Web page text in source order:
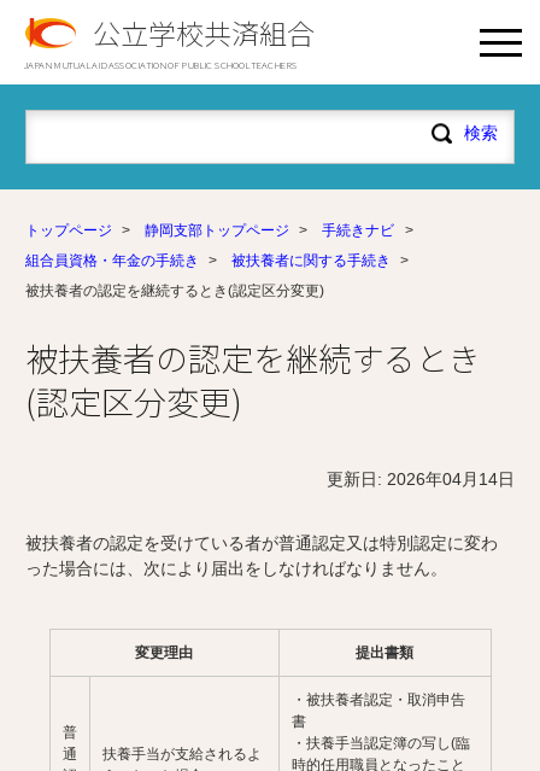
公立学校共済組合
JAPAN MUTUAL AID ASSOCIATION OF PUBLIC SCHOOL TEACHERS
トップページ > 静岡支部トップページ > 手続きナビ
>
組合員資格・年金の手続き
> 被扶養者に関する手続き
>
被扶養者の認定を継続するとき(認定区分変更)
被扶養者の認定を継続するとき
(認定区分変更)
更新日: 2026年04月14日
被扶養者の認定を受けている者が普通認定又は特別認定に変わ
った場合には、次により届出をしなければなりません。
変更理由 提出書類
普
通
扶養手当が支給されるよ
・被扶養者認定・取消申告
書
・扶養手当認定簿の写し(臨
時的任用職員となったこと